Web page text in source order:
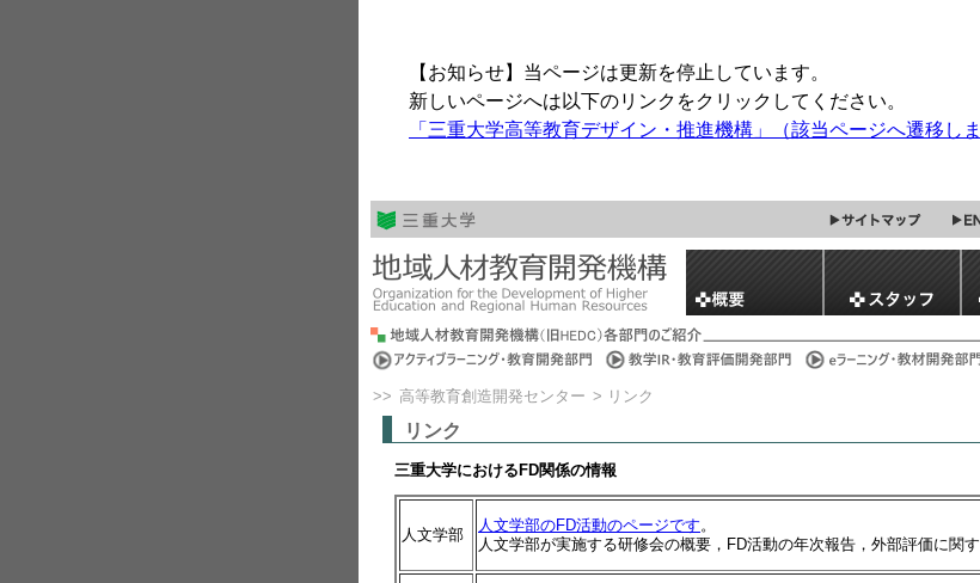
【お知らせ】当ページは更新を停止しています。
新しいページへは以下のリンクをクリックしてください。
「三重大学高等教育デザイン・推進機構」（該当ページへ遷移しま
>> 高等教育創造開発センター > リンク
リンク
三重大学におけるFD関係の情報
人文学部
人文学部のFD活動のページです。
人文学部が実施する研修会の概要，FD活動の年次報告，外部評価に関